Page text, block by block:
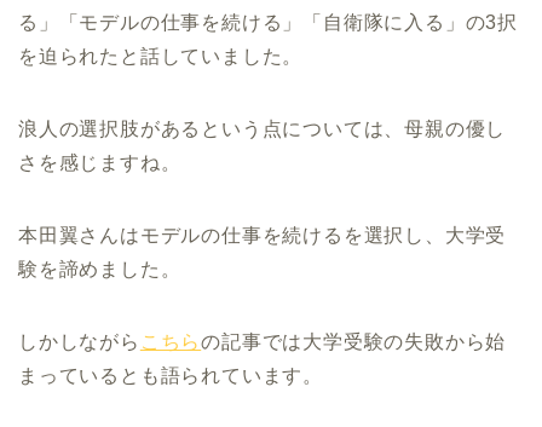
る」「モデルの仕事を続ける」「自衛隊に入る」の3択
を迫られたと話していました。
浪人の選択肢があるという点については、母親の優し
さを感じますね。
本田翼さんはモデルの仕事を続けるを選択し、大学受
験を諦めました。
しかしながら こちらの記事では大学受験の失敗から始
まっているとも語られています。